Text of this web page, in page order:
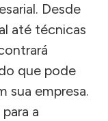
Desde
até técnicas
que pode
sua empresa.
a